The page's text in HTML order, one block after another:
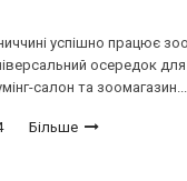
успішно працює
осередок для
салон та зоомагазин....
Більше